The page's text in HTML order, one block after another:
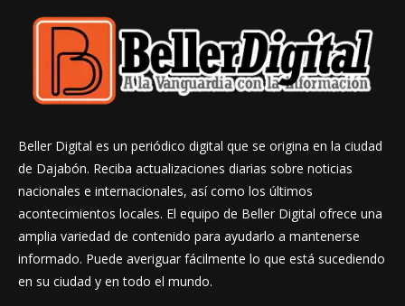
Beller Digital es un periódico digital que se origina en la ciudad
de Dajabón. Reciba actualizaciones diarias sobre noticias
nacionales e internacionales, así como los últimos
acontecimientos locales. El equipo de Beller Digital ofrece una
amplia variedad de contenido para ayudarlo a mantenerse
informado. Puede averiguar fácilmente lo que está sucediendo
en su ciudad y en todo el mundo.